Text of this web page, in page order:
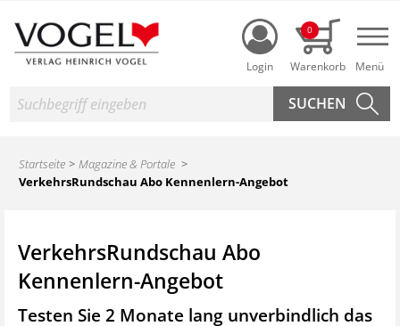
Login
0
Suche
Startseite
Magazine & Portale
VerkehrsRundschau Abo Kennenlern-Angebot
VerkehrsRundschau Abo
Kennenlern-Angebot
Testen Sie 2 Monate lang unverbindlich das